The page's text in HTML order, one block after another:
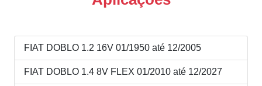
FIAT DOBLO 1.2 16V 01/1950 até 12/2005
FIAT DOBLO 1.4 8V FLEX 01/2010 até 12/2027